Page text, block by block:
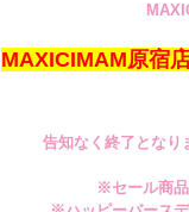
MAXICIMAM原宿
告知なく終了となり
※セール商品